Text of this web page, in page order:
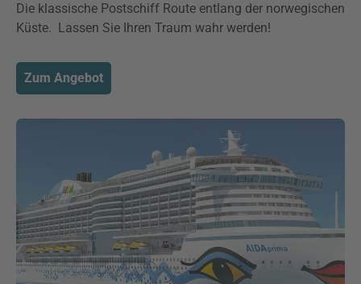
Die klassische Postschiff Route entlang der norwegischen
Küste. Lassen Sie Ihren Traum wahr werden!
Zum Angebot